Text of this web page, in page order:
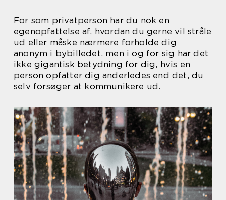
For som privatperson har du nok en
egenopfattelse af, hvordan du gerne vil stråle
ud eller måske nærmere forholde dig
anonym i bybilledet, men i og for sig har det
ikke gigantisk betydning for dig, hvis en
person opfatter dig anderledes end det, du
selv forsøger at kommunikere ud.